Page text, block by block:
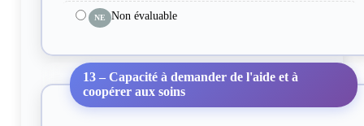
NE Non évaluable
13 – Capacité à demander de l'aide et à
coopérer aux soins